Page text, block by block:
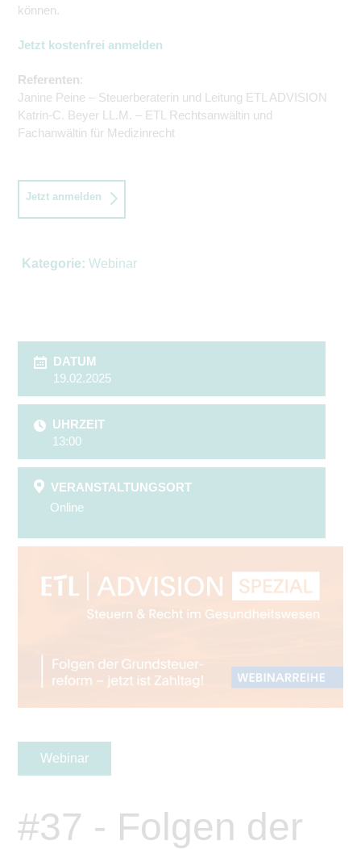
können.
Jetzt kostenfrei anmelden
Referenten:
Janine Peine – Steuerberaterin und Leitung ETL ADVISION
Katrin-C. Beyer LL.M. – ETL Rechtsanwältin und
Fachanwältin für Medizinrecht
Jetzt anmelden
Kategorie: Webinar
DATUM
19.02.2025
UHRZEIT
13:00
VERANSTALTUNGSORT
Online
Webinar
#37 - Folgen der